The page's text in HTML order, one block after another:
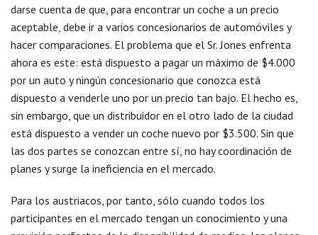
darse cuenta de que, para encontrar un coche a un precio
aceptable, debe ir a varios concesionarios de automóviles y
hacer comparaciones. El problema que el Sr. Jones enfrenta
ahora es este: está dispuesto a pagar un máximo de $4.000
por un auto y ningún concesionario que conozca está
dispuesto a venderle uno por un precio tan bajo. El hecho es,
sin embargo, que un distribuidor en el otro lado de la ciudad
está dispuesto a vender un coche nuevo por $3.500. Sin que
las dos partes se conozcan entre sí, no hay coordinación de
planes y surge la ineficiencia en el mercado.
Para los austriacos, por tanto, sólo cuando todos los
participantes en el mercado tengan un conocimiento y una